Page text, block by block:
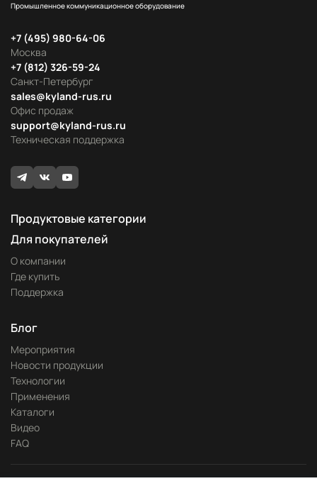
Промышленное коммуникационное оборудование
Москва
+7 (495) 980-64-06
Офис продаж
sales@kyland-rus.ru
Санкт-Петербург
+7 (812) 326-59-24
Техническая поддержка
support@kyland-rus.ru
Продуктовые категории
Для покупателей
О компании
Где купить
Поддержка
Блог
Мероприятия
Новости продукции
Технологии
Применения
Каталоги
Видео
FAQ